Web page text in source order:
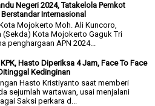
Negeri 2024, Tatakelola Pemkot
Internasional
Mojokerto Moh. Ali Kuncoro,
(Sekda) Kota Mojokerto Gaguk Tri
penghargaan APN 2024...
Hasto Diperiksa 4 Jam, Face To Face
Kedinginan
Hasto Kristiyanto saat memberi
sejumlah wartawan, usai menjalani
Saksi perkara d...